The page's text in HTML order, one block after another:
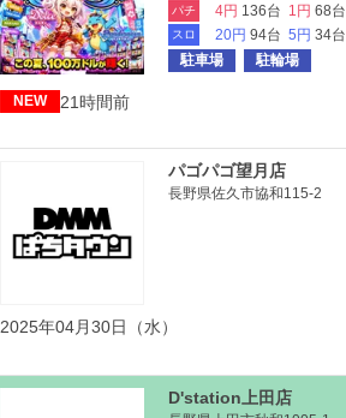
パチ 4円 136台 1円 68台
スロ 20円 94台 5円 34台
駐車場
駐輪場
NEW 21時間前
パゴパゴ望月店
長野県佐久市協和115-2
2025年04月30日（水）
D'station上田店